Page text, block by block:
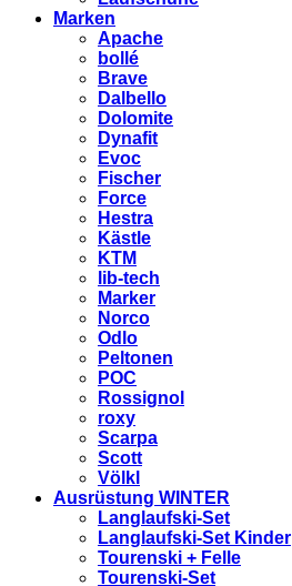
Marken
Apache
bollé
Brave
Dalbello
Dolomite
Dynafit
Evoc
Fischer
Force
Hestra
Kästle
KTM
lib-tech
Marker
Norco
Odlo
Peltonen
POC
Rossignol
roxy
Scarpa
Scott
Völkl
Ausrüstung WINTER
Langlaufski-Set
Langlaufski-Set Kinder
Tourenski + Felle
Tourenski-Set